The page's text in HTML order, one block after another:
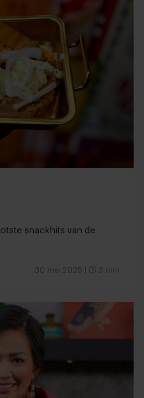
snackhits van de
30 mei 2025 3 min